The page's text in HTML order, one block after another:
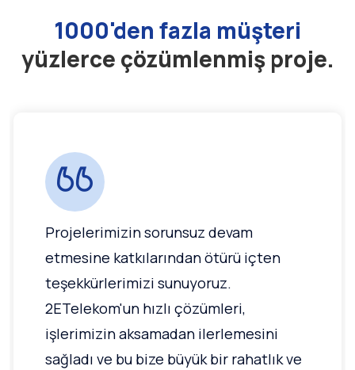
1000'den fazla müşteri
yüzlerce çözümlenmiş proje.
Projelerimizin sorunsuz devam
etmesine katkılarından ötürü içten
teşekkürlerimizi sunuyoruz.
2ETelekom'un hızlı çözümleri,
işlerimizin aksamadan ilerlemesini
sağladı ve bu bize büyük bir rahatlık ve